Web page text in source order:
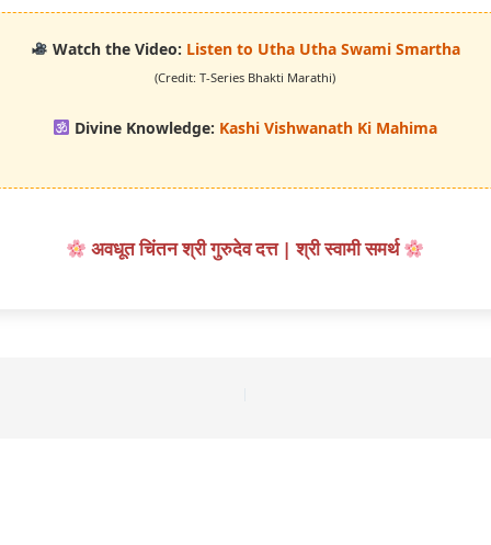
Watch the Video: Listen to Utha Utha Swami Smartha
(Credit: T-Series Bhakti Marathi)
Divine Knowledge: Kashi Vishwanath Ki Mahima
अवधूत चिंतन श्री गुरुदेव दत्त | श्री स्वामी समर्थ